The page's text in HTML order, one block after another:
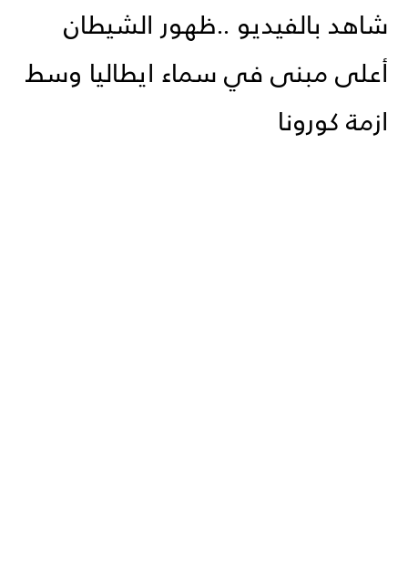
شاهد بالفيديو ..ظهور الشيطان
أعلى مبنى في سماء ايطاليا وسط
ازمة كورونا